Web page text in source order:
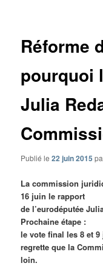
Réforme
pourquoi
Julia
Publié le22 juin 2015
La commission
16 juin le rapport
de l’eurodéputée
Prochaine étape :
le vote final les 8 et
regrette que la
loin.